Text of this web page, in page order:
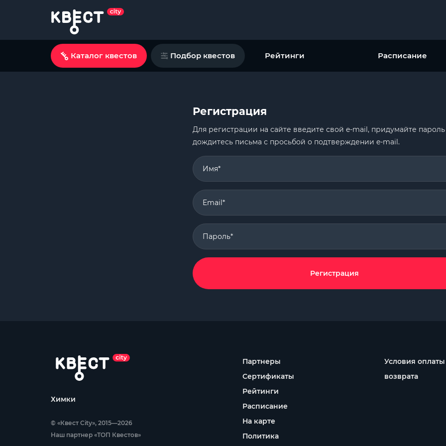
Каталог квестов Подбор квестов Рейтинги Расписание
Регистрация
Для регистрации на сайте введите свой e-mail, придумайте
дождитесь письма с просьбой о подтверждении e-mail.
Имя*
Email*
Пароль*
Регистрация
Химки
© «Квест City», 2015—2026
Наш партнер «ТОП Квестов»
Партнеры
Сертификаты
Рейтинги
Расписание
На карте
Политика
Условия
возврата